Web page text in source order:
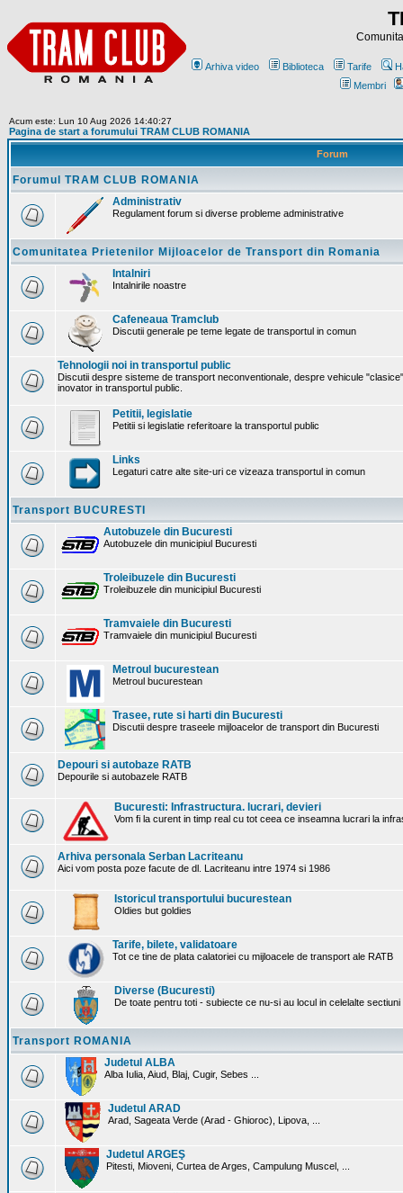
Arhiva video Biblioteca Tarife
Membri
Acum este: Lun 10 Aug 2026 14:40:27
Pagina de start a forumului TRAM CLUB ROMANIA
Forum
Forumul TRAM CLUB ROMANIA
Administrativ
Regulament forum si diverse probleme administrative
Comunitatea Prietenilor Mijloacelor de Transport din Romania
Intalniri
Intalnirile noastre
Cafeneaua Tramclub
Discutii generale pe teme legate de transportul in comun
Tehnologii noi in transportul public
Discutii despre sisteme de transport neconventionale, despre vehicule
inovator in transportul public.
Petitii, legislatie
Petitii si legislatie referitoare la transportul public
Links
Legaturi catre alte site-uri ce vizeaza transportul in comun
Transport BUCURESTI
Autobuzele din Bucuresti
Autobuzele din municipiul Bucuresti
Troleibuzele din Bucuresti
Troleibuzele din municipiul Bucuresti
Tramvaiele din Bucuresti
Tramvaiele din municipiul Bucuresti
Metroul bucurestean
Metroul bucurestean
Trasee, rute si harti din Bucuresti
Discutii despre traseele mijloacelor de transport din Bucuresti
Depouri si autobaze RATB
Depourile si autobazele RATB
Bucuresti: Infrastructura. lucrari, devieri
Vom fi la curent in timp real cu tot ceea ce inseamna lucrari la
Arhiva personala Serban Lacriteanu
Aici vom posta poze facute de dl. Lacriteanu intre 1974 si 1986
Istoricul transportului bucurestean
Oldies but goldies
Tarife, bilete, validatoare
Tot ce tine de plata calatoriei cu mijloacele de transport ale RATB
Diverse (Bucuresti)
De toate pentru toti - subiecte ce nu-si au locul in celelalte
Transport ROMANIA
Judetul ALBA
Alba Iulia, Aiud, Blaj, Cugir, Sebes ...
Judetul ARAD
Arad, Sageata Verde (Arad - Ghioroc), Lipova, ...
Judetul ARGEŞ
Pitesti, Mioveni, Curtea de Arges, Campulung Muscel, ...